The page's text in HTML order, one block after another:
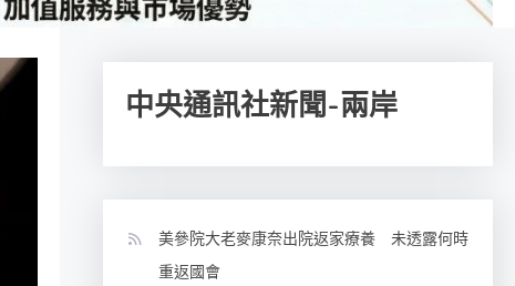
中央通訊社新聞-兩岸
美參院大老麥康奈出院返家療養 未透露何時
重返國會